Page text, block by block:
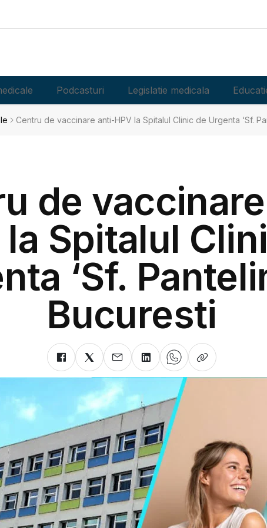
Podcasturi Legislatie medicala
Centru de vaccinare anti-HPV la Spitalul Clinic de Urgenta ‘Sf.
de
la Spitalul
‘Sf.
Bucuresti